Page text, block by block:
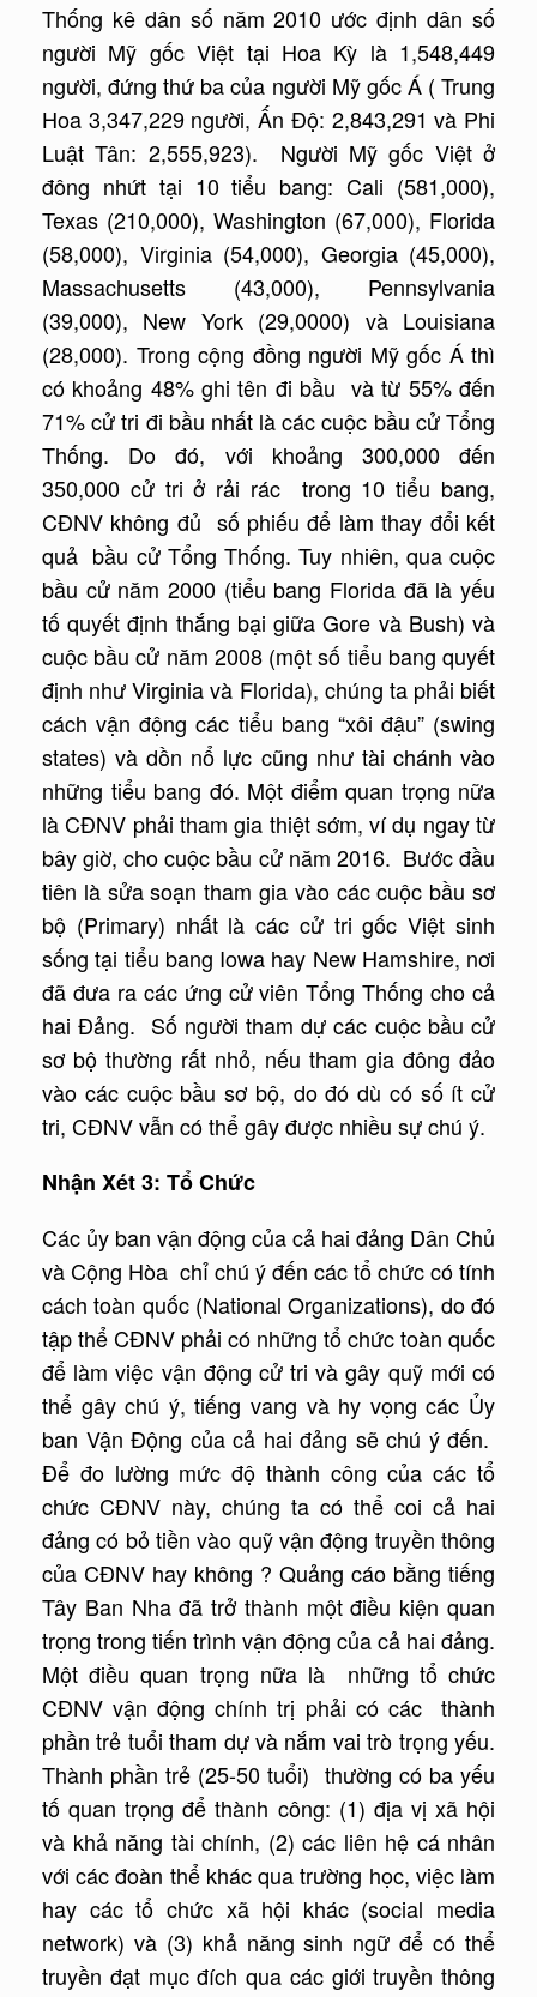
Thống kê dân số năm 2010 ước định dân số
người Mỹ gốc Việt tại Hoa Kỳ là 1,548,449
người, đứng thứ ba của người Mỹ gốc Á ( Trung
Hoa 3,347,229 người, Ấn Độ: 2,843,291 và Phi
Luật Tân: 2,555,923). Người Mỹ gốc Việt ở
đông nhứt tại 10 tiểu bang: Cali (581,000),
Texas (210,000), Washington (67,000), Florida
(58,000), Virginia (54,000), Georgia (45,000),
Massachusetts (43,000), Pennsylvania
(39,000), New York (29,0000) và Louisiana
(28,000). Trong cộng đồng người Mỹ gốc Á thì
có khoảng 48% ghi tên đi bầu và từ 55% đến
71% cử tri đi bầu nhất là các cuộc bầu cử Tổng
Thống. Do đó, với khoảng 300,000 đến
350,000 cử tri ở rải rác trong 10 tiểu bang,
CĐNV không đủ số phiếu để làm thay đổi kết
quả bầu cử Tổng Thống. Tuy nhiên, qua cuộc
bầu cử năm 2000 (tiểu bang Florida đã là yếu
tố quyết định thắng bại giữa Gore và Bush) và
cuộc bầu cử năm 2008 (một số tiểu bang quyết
định như Virginia và Florida), chúng ta phải biết
cách vận động các tiểu bang “xôi đậu” (swing
states) và dồn nổ lực cũng như tài chánh vào
những tiểu bang đó. Một điểm quan trọng nữa
là CĐNV phải tham gia thiệt sớm, ví dụ ngay từ
bây giờ, cho cuộc bầu cử năm 2016. Bước đầu
tiên là sửa soạn tham gia vào các cuộc bầu sơ
bộ (Primary) nhất là các cử tri gốc Việt sinh
sống tại tiểu bang Iowa hay New Hamshire, nơi
đã đưa ra các ứng cử viên Tổng Thống cho cả
hai Đảng. Số người tham dự các cuộc bầu cử
sơ bộ thường rất nhỏ, nếu tham gia đông đảo
vào các cuộc bầu sơ bộ, do đó dù có số ít cử
tri, CĐNV vẫn có thể gây được nhiều sự chú ý.
Nhận Xét 3: Tổ Chức
Các ủy ban vận động của cả hai đảng Dân Chủ
và Cộng Hòa chỉ chú ý đến các tổ chức có tính
cách toàn quốc (National Organizations), do đó
tập thể CĐNV phải có những tổ chức toàn quốc
để làm việc vận động cử tri và gây quỹ mới có
thể gây chú ý, tiếng vang và hy vọng các Ủy
ban Vận Động của cả hai đảng sẽ chú ý đến.
Để đo lường mức độ thành công của các tổ
chức CĐNV này, chúng ta có thể coi cả hai
đảng có bỏ tiền vào quỹ vận động truyền thông
của CĐNV hay không ? Quảng cáo bằng tiếng
Tây Ban Nha đã trở thành một điều kiện quan
trọng trong tiến trình vận động của cả hai đảng.
Một điều quan trọng nữa là những tổ chức
CĐNV vận động chính trị phải có các thành
phần trẻ tuổi tham dự và nắm vai trò trọng yếu.
Thành phần trẻ (25-50 tuổi) thường có ba yếu
tố quan trọng để thành công: (1) địa vị xã hội
và khả năng tài chính, (2) các liên hệ cá nhân
với các đoàn thể khác qua trường học, việc làm
hay các tổ chức xã hội khác (social media
network) và (3) khả năng sinh ngữ để có thể
truyền đạt mục đích qua các giới truyền thông